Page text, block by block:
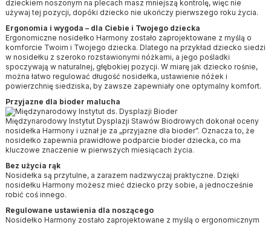
dzieckiem noszonym na plecach masz mniejszą kontrolę, więc nie
używaj tej pozycji, dopóki dziecko nie ukończy pierwszego roku życia.
Ergonomia i wygoda – dla Ciebie i Twojego dziecka
Ergonomiczne nosidełko Harmony zostało zaprojektowane z myślą o
komforcie Twoim i Twojego dziecka. Dlatego na przykład dziecko siedzi
w nosidełku z szeroko rozstawionymi nóżkami, a jego pośladki
spoczywają w naturalnej, głębokiej pozycji. W miarę jak dziecko rośnie,
można łatwo regulować długość nosidełka, ustawienie nóżek i
powierzchnię siedziska, by zawsze zapewniały one optymalny komfort.
Przyjazne dla bioder malucha
Międzynarodowy Instytut Dysplazji Stawów Biodrowych dokonał oceny
nosidełka Harmony i uznał je za „przyjazne dla bioder”. Oznacza to, że
nosidełko zapewnia prawidłowe podparcie bioder dziecka, co ma
kluczowe znaczenie w pierwszych miesiącach życia.
Bez użycia rąk
Nosidełka są przytulne, a zarazem nadzwyczaj praktyczne. Dzięki
nosidełku Harmony możesz mieć dziecko przy sobie, a jednocześnie
robić coś innego.
Regulowane ustawienia dla noszącego
Nosidełko Harmony zostało zaprojektowane z myślą o ergonomicznym